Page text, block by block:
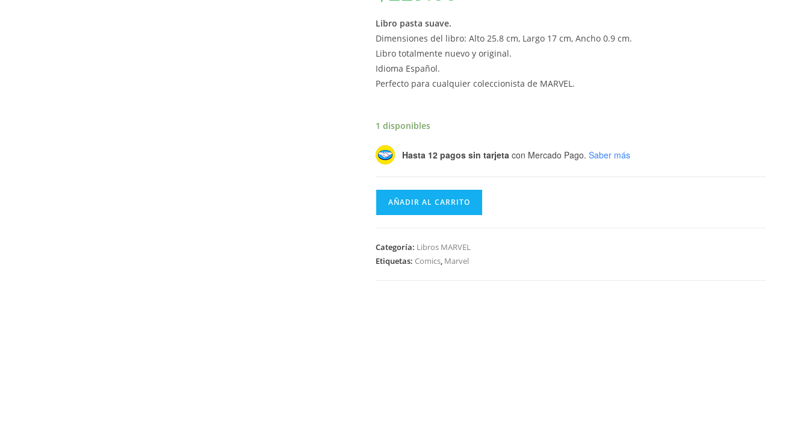
Libro pasta suave.
Dimensiones del libro: Alto 25.8 cm, Largo 17 cm, Ancho 0.9 cm.
Libro totalmente nuevo y original.
Idioma Español.
Perfecto para cualquier coleccionista de MARVEL.
1 disponibles
Hasta 12 pagos sin tarjeta con Mercado Pago. Saber más
Marvel
Deadpool
cantidad
AÑADIR AL CARRITO
Categoría: Libros MARVEL
Etiquetas: Comics, Marvel